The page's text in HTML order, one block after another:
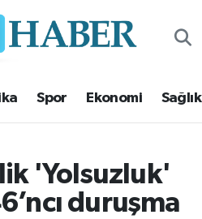
Spor Ekonomi Sağlık
'Yolsuzluk'
duruşma
ve Fikstür